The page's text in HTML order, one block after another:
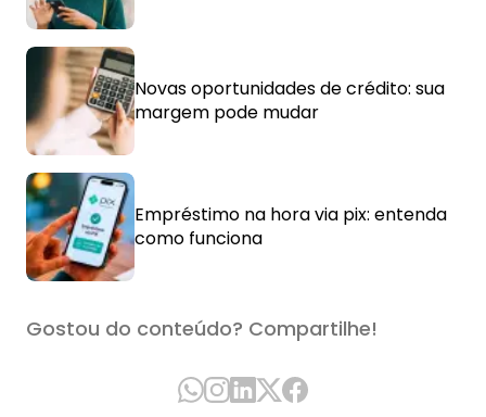
Novas oportunidades de crédito: sua
margem pode mudar
Empréstimo na hora via pix: entenda
como funciona
Gostou do conteúdo? Compartilhe!